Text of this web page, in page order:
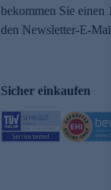
bekommen Sie einen
den Newsletter-E-
Sicher einkaufen